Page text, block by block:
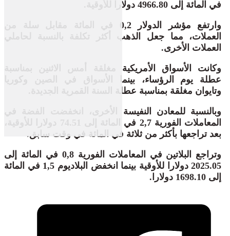
في المائة إلى 4966.80 دولارا للأوقية.
العملات، مما جعل الذهب أكثر تكلفة بالنسبة لحاملي
‌العملات الأخرى.
وكانت الأسواق الأمريكية مغلقة أمس الاثنين بمناسبة
عطلة يوم الرؤساء، بينما الأسواق في الصين وكوريا
وتايوان ‌مغلقة بمناسبة عطلة السنة القمرية الجديدة.
وبالنسبة للمعادن النفيسة الأخرى، انخفضت الفضة في
بعد تراجعها بأكثر من ثلاثة في المائة في وقت سابق.
وتراجع البلاتين في المعاملات الفورية 0,8 في المائة إلى
2025.05 دولارا للأوقية بينما انخفض البلاديوم 1,5 في المائة
إلى 1698.‌10 دولارا.